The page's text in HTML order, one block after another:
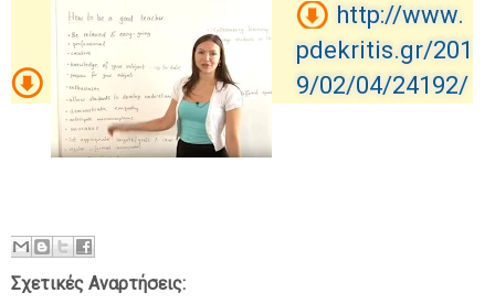
http://www.
pdekritis.gr/201
9/02/04/24192/
Σχετικές Αναρτήσεις: